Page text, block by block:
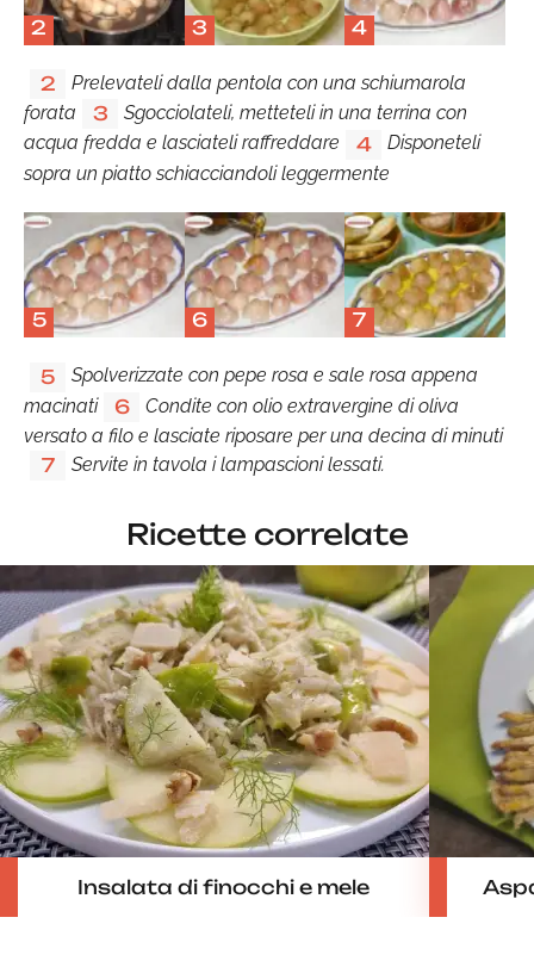
2 3 4
2
Prelevateli dalla pentola con una schiumarola
forata
3
Sgocciolateli, metteteli in una terrina con
acqua fredda e lasciateli raffreddare
4
Disponeteli
sopra un piatto schiacciandoli leggermente
5 6 7
5
Spolverizzate con pepe rosa e sale rosa appena
macinati
6
Condite con olio extravergine di oliva
versato a filo e lasciate riposare per una decina di minuti
7 Servite in tavola i lampascioni lessati.
Ricette correlate
Insalata di finocchi e mele